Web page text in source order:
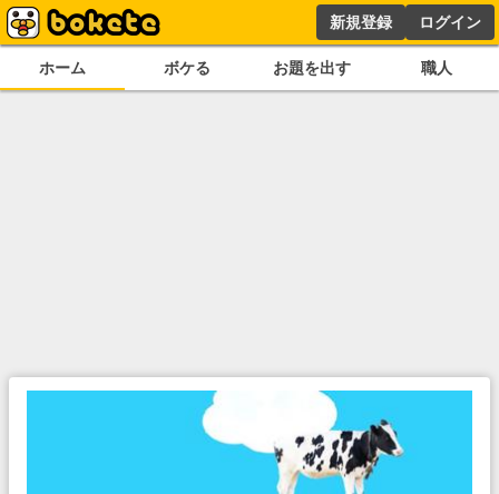
新規登録 ログイン
ホーム ボケる お題を出す 職人